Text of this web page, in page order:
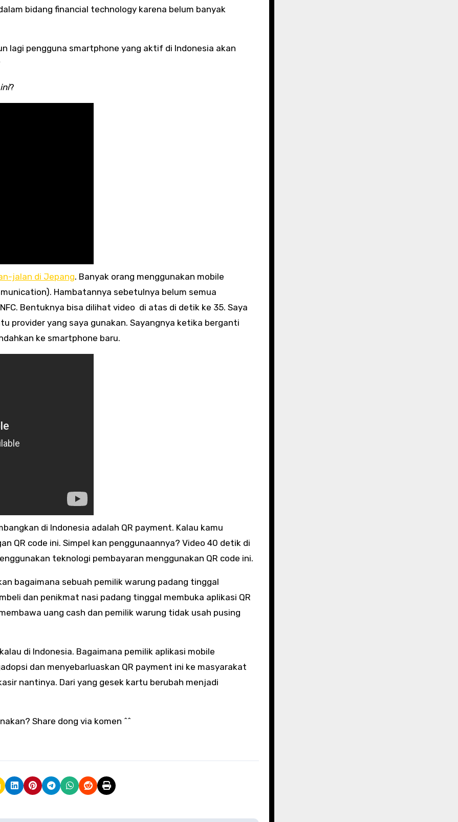
bidang financial technology karena belum banyak
lagi pengguna smartphone yang aktif di Indonesia akan
?
jalan di Jepang. Banyak orang menggunakan mobile
Hambatannya sebetulnya belum semua
Bentuknya bisa dilihat video di atas di detik ke 35. Saya
provider yang saya gunakan. Sayangnya ketika berganti
ke smartphone baru.
di Indonesia adalah QR payment. Kalau kamu
QR code ini. Simpel kan penggunaannya? Video 40 detik di
teknologi pembayaran menggunakan QR code ini.
bagaimana sebuah pemilik warung padang tinggal
dan penikmat nasi padang tinggal membuka aplikasi QR
uang cash dan pemilik warung tidak usah pusing
di Indonesia. Bagaimana pemilik aplikasi mobile
dan menyebarluaskan QR payment ini ke masyarakat
nantinya. Dari yang gesek kartu berubah menjadi
Share dong via komen ^^